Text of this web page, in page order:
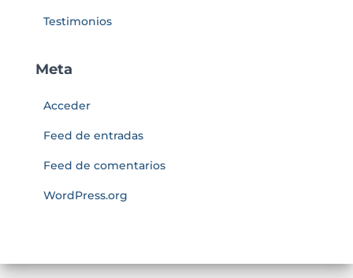
Testimonios
Meta
Acceder
Feed de entradas
Feed de comentarios
WordPress.org